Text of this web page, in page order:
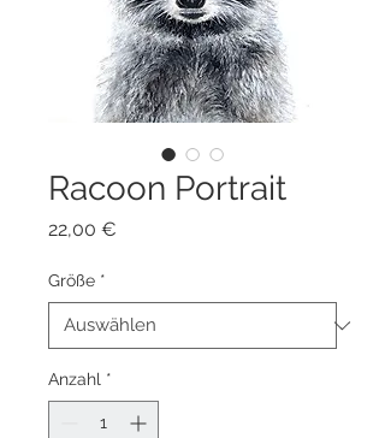
Racoon Portrait
22,00 €
Größe *
Anzahl *